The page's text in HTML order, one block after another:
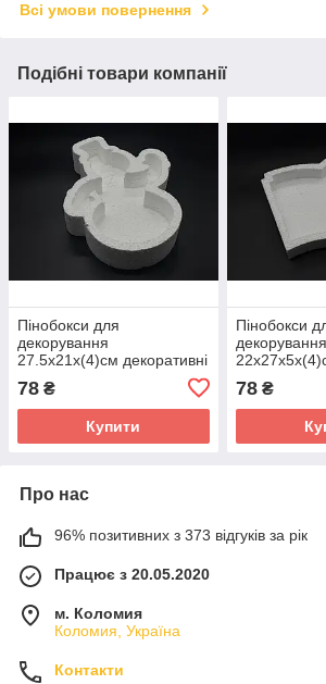
Всі умови повернення
Подібні товари компанії
Пінобокси для
декорування
27.5х21х(4)см декоративні
елементи для творчості.
78 ₴
Купити
Пінобокси
декорування
творчості.
78₴
Про нас
96% позитивних з 373 відгуків за рік
Працює з 20.05.2020
м. Коломия
Коломия, Україна
Контакти